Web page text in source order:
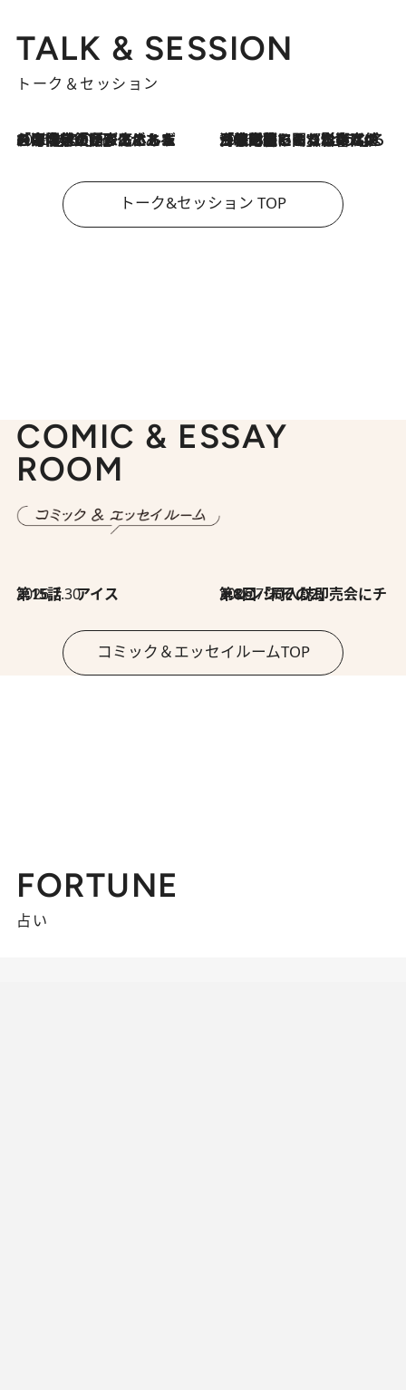
TALK & SESSION
トーク＆セッション
2026.8.3
「今後値上げがあるとすれば…」「リスクがあるのは今年の冬」エネルギー専門家が語る、ホルムズ海峡封鎖が家庭にもたらす“ある心配” 2026.8.3
「住宅建てられない…」「サーチャージ料の高値が続いている」ホルムズ海峡封鎖による影響はいつまで続く？《エネルギー専門家に聞く“どうなる日本の暮らし”》
トーク&セッション TOP
COMIC & ESSAY
ROOM
2026.7.30
第15話 アイス 2026.7.30
第8回「同人誌即売会にチャレンジ その2」
コミック＆エッセイルームTOP
FORTUNE
占い